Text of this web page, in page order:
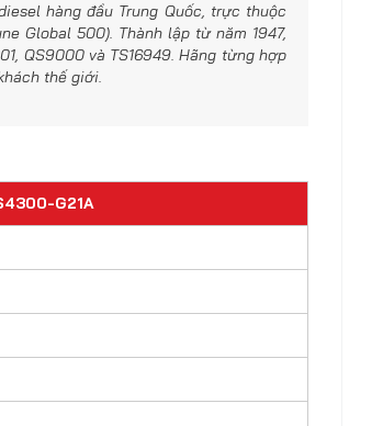
hàng đầu Trung Quốc, trực thuộc
Global 500). Thành lập từ năm 1947,
QS9000 và TS16949. Hãng từng hợp
thế giới.
G21A